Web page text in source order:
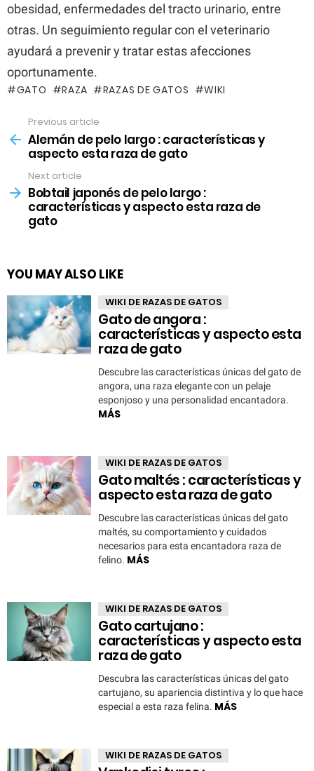
obesidad, enfermedades del tracto urinario, entre
otras. Un seguimiento regular con el veterinario
ayudará a prevenir y tratar estas afecciones
oportunamente.
GATO RAZA RAZAS DE GATOS WIKI
more
Previous article
Alemán de pelo largo : características y
aspecto esta raza de gato
Next article
Bobtail japonés de pelo largo :
características y aspecto esta raza de
gato
YOU MAY ALSO LIKE
WIKI DE RAZAS DE GATOS
Gato de angora :
características y aspecto esta
raza de gato
Descubre las características únicas del gato de
angora, una raza elegante con un pelaje
esponjoso y una personalidad encantadora.
MÁS
WIKI DE RAZAS DE GATOS
Gato maltés : características y
aspecto esta raza de gato
Descubre las características únicas del gato
maltés, su comportamiento y cuidados
necesarios para esta encantadora raza de
felino. MÁS
WIKI DE RAZAS DE GATOS
Gato cartujano :
características y aspecto esta
raza de gato
Descubra las características únicas del gato
cartujano, su apariencia distintiva y lo que hace
especial a esta raza felina. MÁS
WIKI DE RAZAS DE GATOS